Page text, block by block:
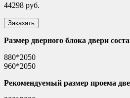
44298 руб.
Заказать
Размер дверного блока двери
880*2050
960*2050
Рекомендуемый размер проема